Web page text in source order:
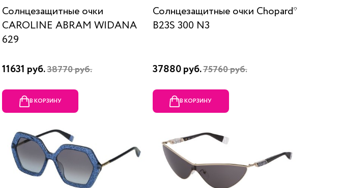
Солнцезащитные очки
CAROLINE ABRAM WIDANA
629
11631 руб.38770 руб.
В КОРЗИНУ
Солнцезащитные очки Chopard*
B23S 300 N3
37880 руб.75760 руб.
В КОРЗИНУ